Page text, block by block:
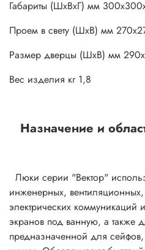
Габариты (ШхВхГ) мм
Проем в свету (ШхВ) мм
Размер дверцы (ШхВ) мм
Вес изделия кг 1,8
Назначение и
Люки серии "Вектор"
инженерных, вентиляционных,
электрических коммуникаций
экранов под ванную, а также
предназначенной для